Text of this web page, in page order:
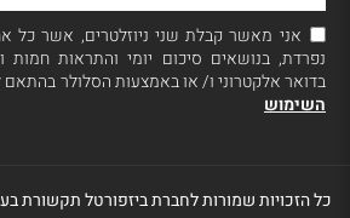
אני מאשר קבלת שני ניוזלטרים, אשר כל
נפרדת, בנושאים סיכום יומי והתראות חמות
בדואר אלקטרוני ו/ או באמצעות הסלולר בהתאם
השימוש
כל הזכויות שמורות לחברת ביזפורטל תקשורת